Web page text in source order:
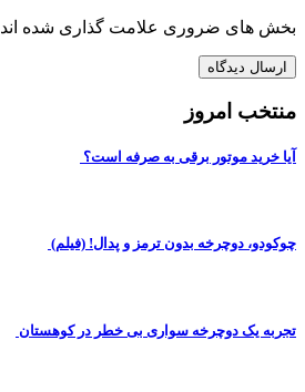
بخش های ضروری علامت گذاری شده اند
منتخب امروز
آیا خرید موتور برقی به صرفه است؟
چوکودو، دوچرخه بدون ترمز و پدال! (فیلم)
تجربه یک دوچرخه سواری بی خطر در کوهستان